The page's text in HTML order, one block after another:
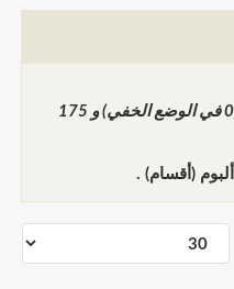
175
ألبوم (أقسام) .